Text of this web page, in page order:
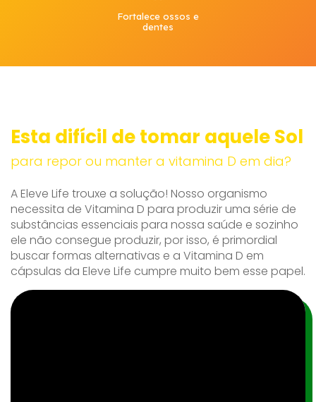
Fortalece ossos e
dentes
Esta difícil de tomar aquele Sol
para repor ou manter a vitamina D em dia?
A Eleve Life trouxe a solução! Nosso organismo
necessita de Vitamina D para produzir uma série de
substâncias essenciais para nossa saúde e sozinho
ele não consegue produzir, por isso, é primordial
buscar formas alternativas e a Vitamina D em
cápsulas da Eleve Life cumpre muito bem esse papel.